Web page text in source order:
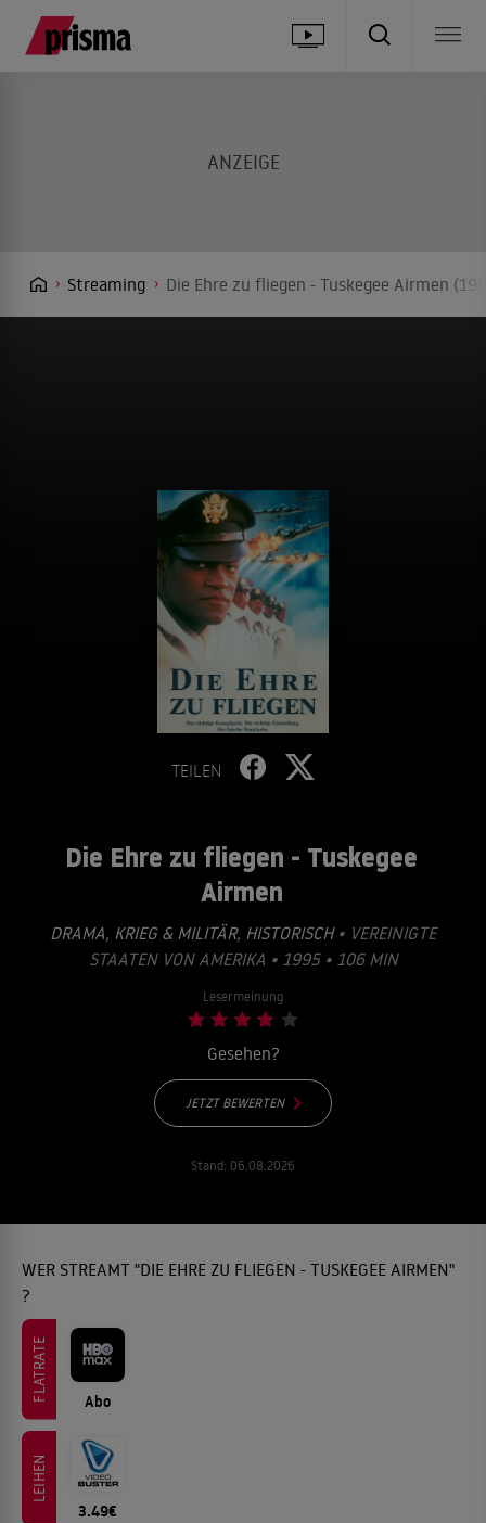
Streaming Die Ehre zu fliegen - Tuskegee Airmen
TEILEN
Die Ehre zu fliegen - Tuskegee
Airmen
DRAMA, KRIEG & MILITÄR, HISTORISCH• VEREINIGTE
STAATEN VON AMERIKA • 1995 • 106 MIN
Lesermeinung
Gesehen?
JETZT BEWERTEN
Stand: 06.08.2026
WER STREAMT "DIE EHRE ZU FLIEGEN - TUSKEGEE AIRMEN"
?
FLATRATE Abo
LEIHEN
3.49€